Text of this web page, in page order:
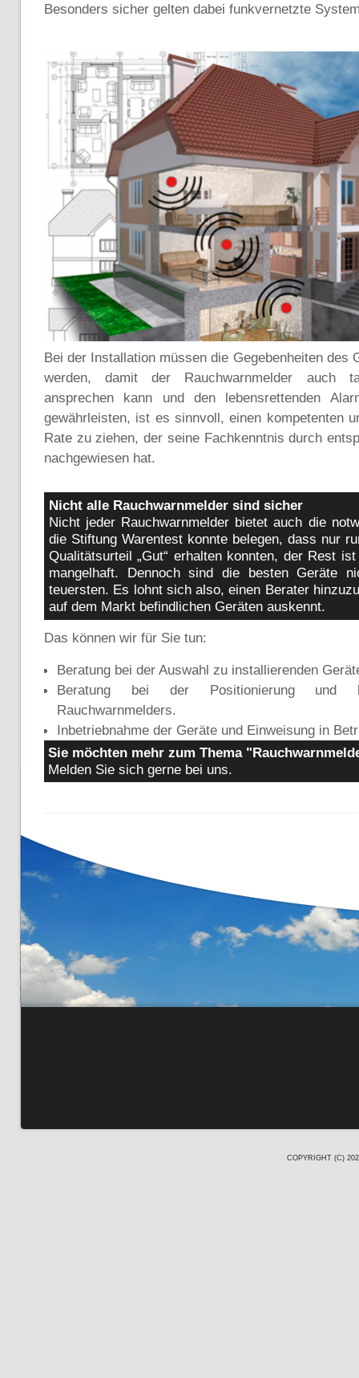
Besonders sicher gelten dabei funkvernetzte
Bei der Installation müssen die Gegebenheiten des
werden, damit der Rauchwarnmelder auch
ansprechen kann und den lebensrettenden
gewährleisten, ist es sinnvoll, einen kompetenten
Rate zu ziehen, der seine Fachkenntnis durch
nachgewiesen hat.
Nicht alle Rauchwarnmelder sind sicher
Nicht jeder Rauchwarnmelder bietet auch die
die Stiftung Warentest konnte belegen, dass nur
Qualitätsurteil „Gut“ erhalten konnten, der Rest
mangelhaft. Dennoch sind die besten Geräte
teuersten. Es lohnt sich also, einen Berater
auf dem Markt befindlichen Geräten auskennt.
Das können wir für Sie tun:
Beratung bei der Auswahl zu installierenden
Beratung bei der Positionierung und
Rauchwarnmelders.
Inbetriebnahme der Geräte und Einweisung in
Sie möchten mehr zum Thema
Melden Sie sich gerne bei uns.
COPYRIGHT (C)